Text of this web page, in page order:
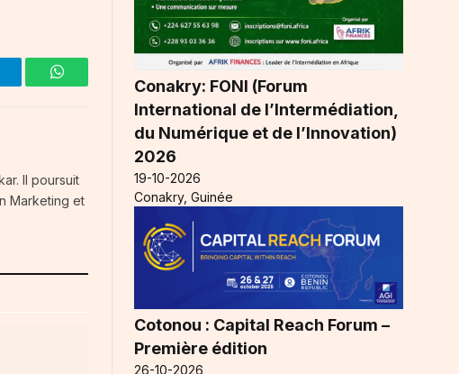
WhatsApp
Il poursuit
Marketing et
Conakry: FONI (Forum
International de l’Intermédiation,
du Numérique et de l’Innovation)
2026
19-10-2026
Conakry, Guinée
Cotonou : Capital Reach Forum –
Première édition
26-10-2026